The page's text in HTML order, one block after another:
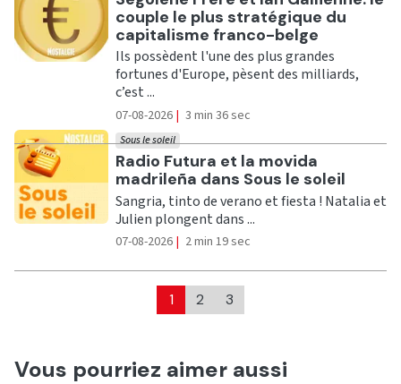
couple le plus stratégique du
capitalisme franco-belge
Ils possèdent l'une des plus grandes
fortunes d'Europe, pèsent des milliards,
c’est ...
07-08-2026 | 3 min 36 sec
Ecouter
Radio Futura et la movida
madrileña dans Sous le soleil
Sous le soleil
Sangria, tinto de verano et fiesta ! Natalia et
Julien plongent dans ...
07-08-2026 | 2 min 19 sec
1 2 3
Vous pourriez aimer aussi